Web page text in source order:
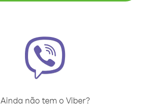
Ainda não tem o Viber?